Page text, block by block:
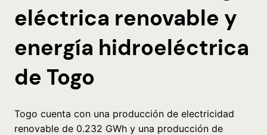
eléctrica renovable y
energía hidroeléctrica
de Togo
Togo cuenta con una producción de electricidad
renovable de 0.232 GWh y una producción de